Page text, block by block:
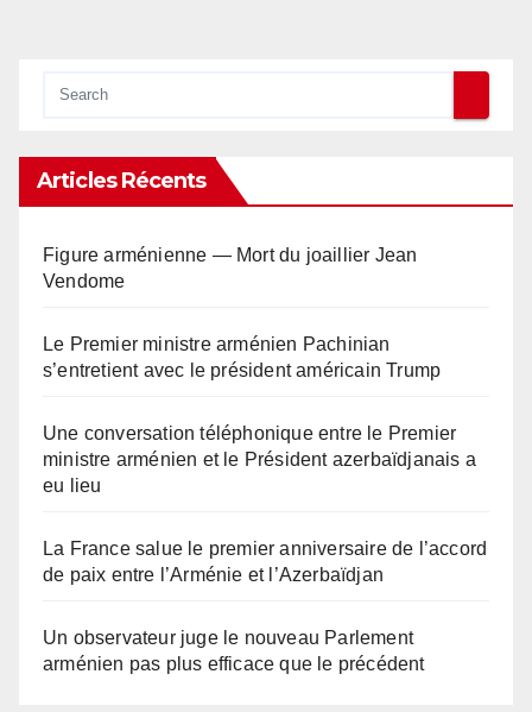
Articles Récents
Figure arménienne — Mort du joaillier Jean
Vendome
Le Premier ministre arménien Pachinian
s’entretient avec le président américain Trump
Une conversation téléphonique entre le Premier
ministre arménien et le Président azerbaïdjanais a
eu lieu
La France salue le premier anniversaire de l’accord
de paix entre l’Arménie et l’Azerbaïdjan
Un observateur juge le nouveau Parlement
arménien pas plus efficace que le précédent